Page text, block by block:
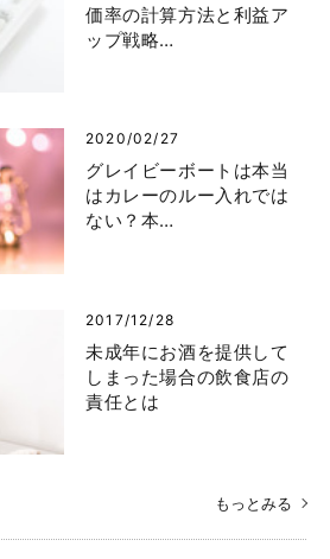
価率の計算方法と利益ア
ップ戦略…
2020/02/27
グレイビーボートは本当
はカレーのルー入れでは
ない？本…
2017/12/28
未成年にお酒を提供して
しまった場合の飲食店の
責任とは
もっとみる